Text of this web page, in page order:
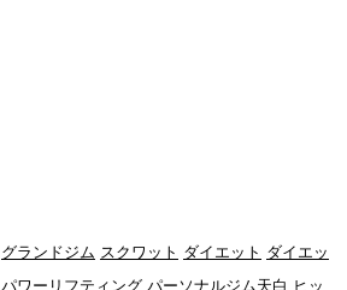
グランドジム スクワット ダイエット ダイエッ
パワーリフティング パーソナルジム天白 ヒッ